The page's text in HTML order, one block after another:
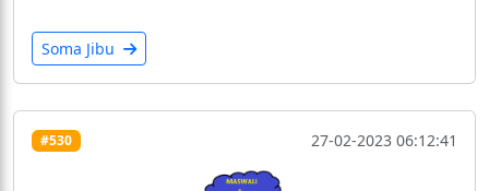
Soma Jibu
#530 27-02-2023 06:12:41